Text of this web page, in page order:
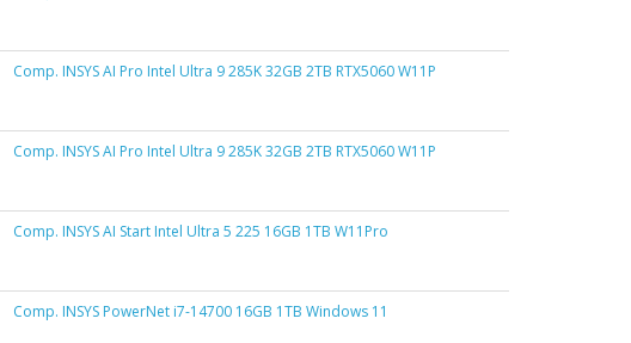
Comp. INSYS AI Pro Intel Ultra 9 285K 32GB 2TB RTX5060 W11P
Comp. INSYS AI Pro Intel Ultra 9 285K 32GB 2TB RTX5060 W11P
Comp. INSYS AI Start Intel Ultra 5 225 16GB 1TB W11Pro
Comp. INSYS PowerNet i7-14700 16GB 1TB Windows 11